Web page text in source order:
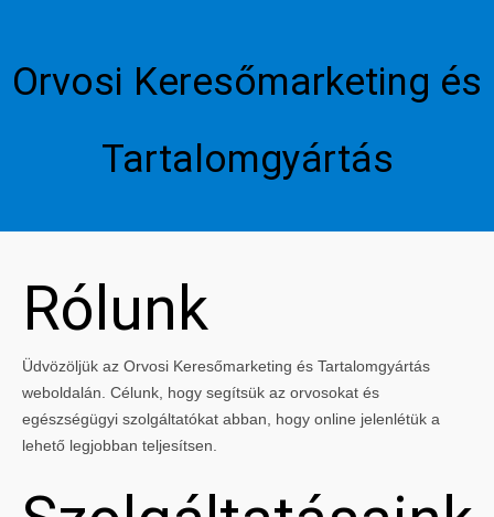
Orvosi Keresőmarketing és
Tartalomgyártás
Rólunk
Üdvözöljük az Orvosi Keresőmarketing és Tartalomgyártás
weboldalán. Célunk, hogy segítsük az orvosokat és
egészségügyi szolgáltatókat abban, hogy online jelenlétük a
lehető legjobban teljesítsen.